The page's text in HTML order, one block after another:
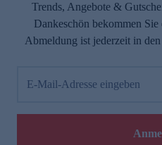
Trends, Angebote &
Dankeschön bekommen
Abmeldung ist jederzeit in
E-Mail-Adresse eingeben